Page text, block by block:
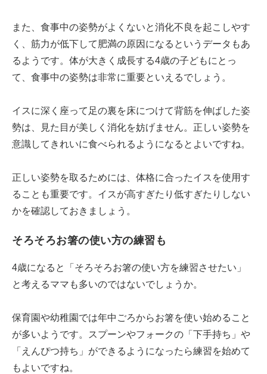
また、食事中の姿勢がよくないと消化不良を起こしやす
く、筋力が低下して肥満の原因になるというデータもあ
るようです。体が大きく成長する4歳の子どもにとっ
て、食事中の姿勢は非常に重要といえるでしょう。
イスに深く座って足の裏を床につけて背筋を伸ばした姿
勢は、見た目が美しく消化を妨げません。正しい姿勢を
意識してきれいに食べられるようになるとよいですね。
正しい姿勢を取るためには、体格に合ったイスを使用す
ることも重要です。イスが高すぎたり低すぎたりしない
かを確認しておきましょう。
そろそろお箸の使い方の練習も
4歳になると「そろそろお箸の使い方を練習させたい」
と考えるママも多いのではないでしょうか。
保育園や幼稚園では年中ごろからお箸を使い始めること
が多いようです。スプーンやフォークの「下手持ち」や
「えんぴつ持ち」ができるようになったら練習を始めて
もよいですね。